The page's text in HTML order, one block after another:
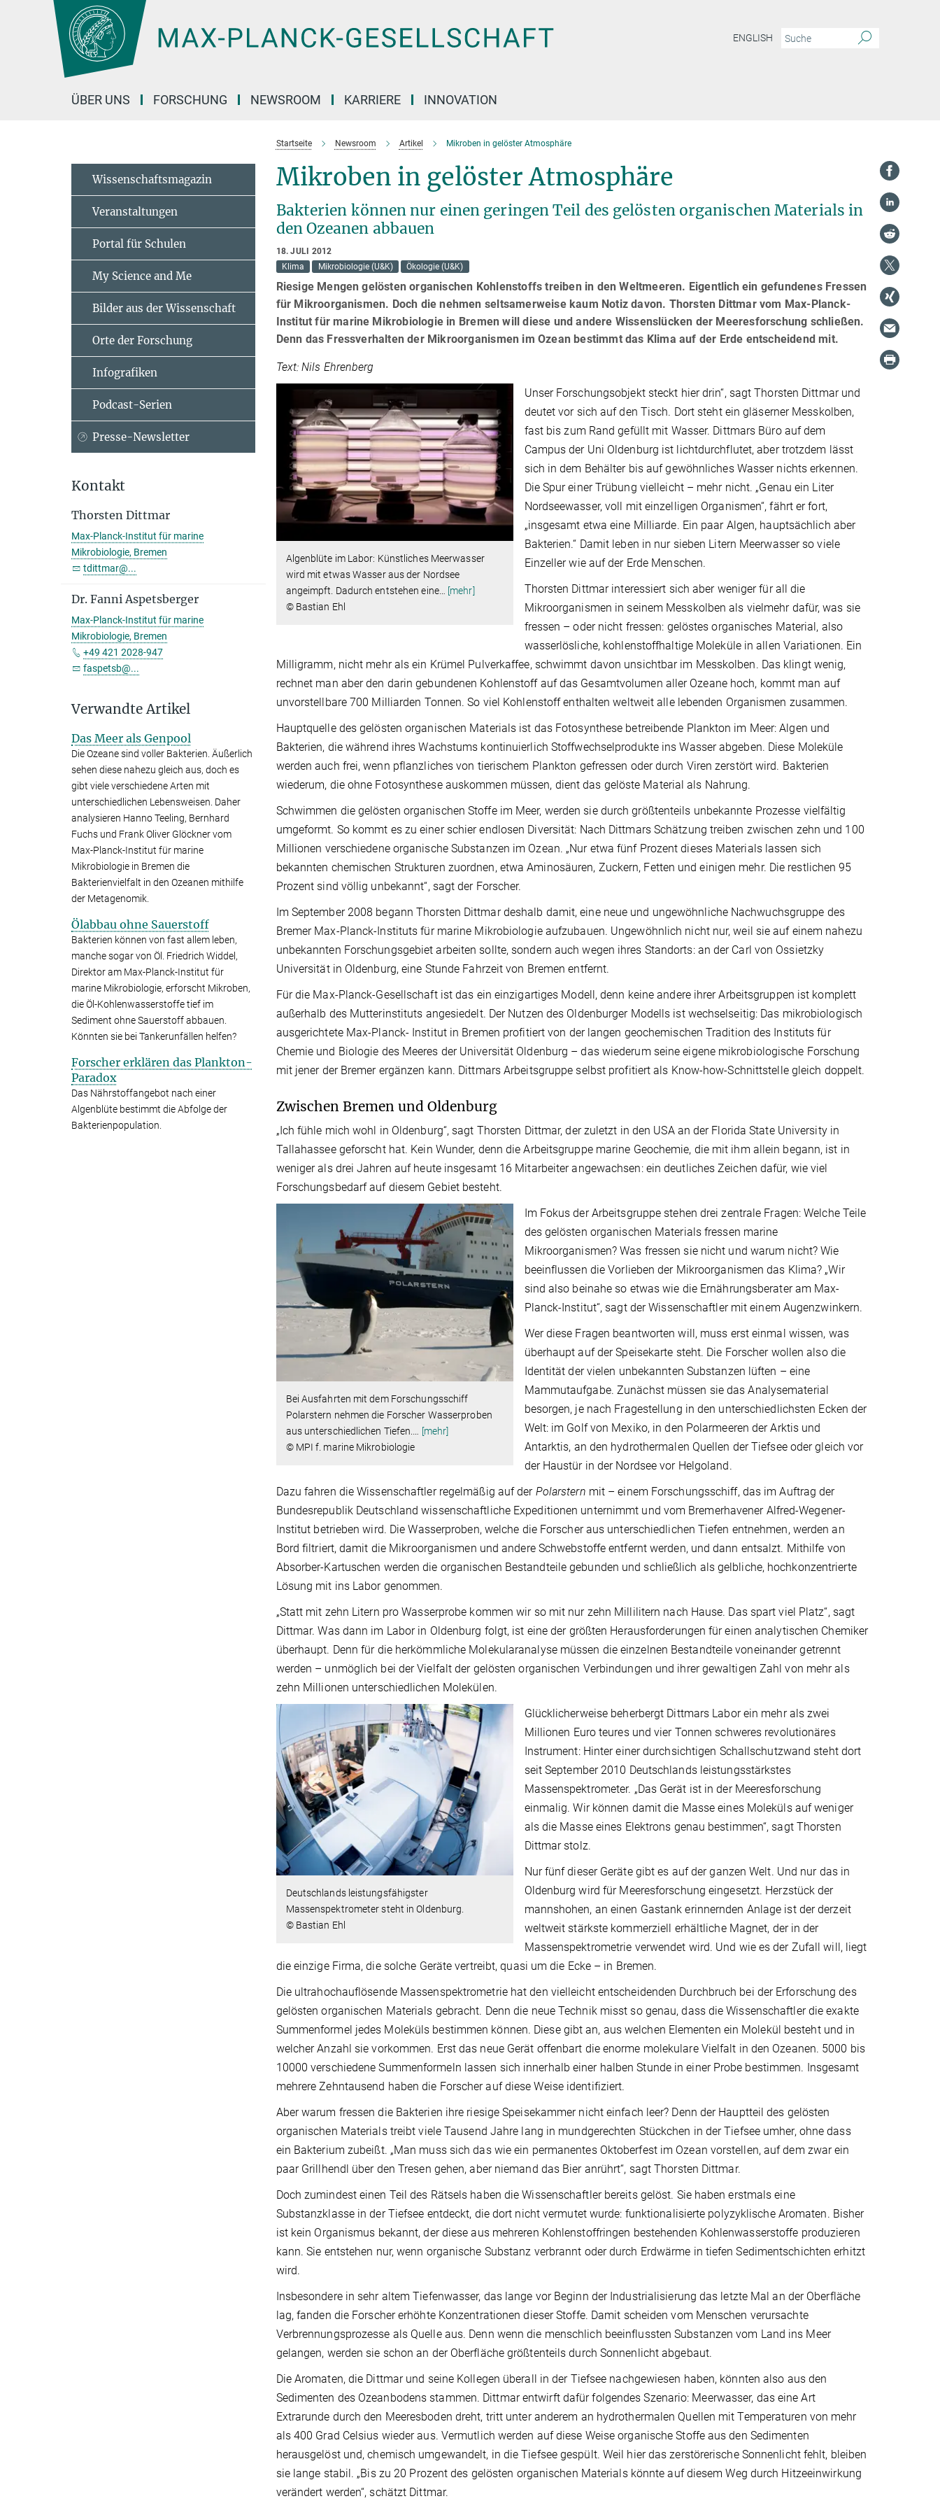
Hauptinhalt
ENGLISH
ÜBER UNS FORSCHUNG NEWSROOM KARRIERE INNOVATION
Startseite Newsroom Artikel Mikroben in gelöster Atmosphäre
Mikroben in gelöster Atmosphäre
Bakterien können nur einen geringen Teil des gelösten organischen Materials in
den Ozeanen abbauen
18. JULI 2012
Klima
Mikrobiologie (U&K) Ökologie (U&K)
Riesige Mengen gelösten organischen Kohlenstoffs treiben in den Weltmeeren. Eigentlich ein gefundenes Fressen
für Mikroorganismen. Doch die nehmen seltsamerweise kaum Notiz davon. Thorsten Dittmar vom Max-Planck-
Institut für marine Mikrobiologie in Bremen will diese und andere Wissenslücken der Meeresforschung schließen.
Denn das Fressverhalten der Mikroorganismen im Ozean bestimmt das Klima auf der Erde entscheidend mit.
Text: Nils Ehrenberg
Algenblüte im Labor: Künstliches Meerwasser
wird mit etwas Wasser aus der Nordsee
angeimpft. Dadurch entstehen eine… [mehr]
© Bastian Ehl
Unser Forschungsobjekt steckt hier drin“, sagt Thorsten Dittmar und
deutet vor sich auf den Tisch. Dort steht ein gläserner Messkolben,
fast bis zum Rand gefüllt mit Wasser. Dittmars Büro auf dem
Campus der Uni Oldenburg ist lichtdurchflutet, aber trotzdem lässt
sich in dem Behälter bis auf gewöhnliches Wasser nichts erkennen.
Die Spur einer Trübung vielleicht – mehr nicht. „Genau ein Liter
Nordseewasser, voll mit einzelligen Organismen“, fährt er fort,
„insgesamt etwa eine Milliarde. Ein paar Algen, hauptsächlich aber
Bakterien.“ Damit leben in nur sieben Litern Meerwasser so viele
Einzeller wie auf der Erde Menschen.
Thorsten Dittmar interessiert sich aber weniger für all die
Mikroorganismen in seinem Messkolben als vielmehr dafür, was sie
fressen – oder nicht fressen: gelöstes organisches Material, also
wasserlösliche, kohlenstoffhaltige Moleküle in allen Variationen. Ein
Milligramm, nicht mehr als ein Krümel Pulverkaffee, schwimmt davon unsichtbar im Messkolben. Das klingt wenig,
rechnet man aber den darin gebundenen Kohlenstoff auf das Gesamtvolumen aller Ozeane hoch, kommt man auf
unvorstellbare 700 Milliarden Tonnen. So viel Kohlenstoff enthalten weltweit alle lebenden Organismen zusammen.
Hauptquelle des gelösten organischen Materials ist das Fotosynthese betreibende Plankton im Meer: Algen und
Bakterien, die während ihres Wachstums kontinuierlich Stoffwechselprodukte ins Wasser abgeben. Diese Moleküle
werden auch frei, wenn pflanzliches von tierischem Plankton gefressen oder durch Viren zerstört wird. Bakterien
wiederum, die ohne Fotosynthese auskommen müssen, dient das gelöste Material als Nahrung.
Schwimmen die gelösten organischen Stoffe im Meer, werden sie durch größtenteils unbekannte Prozesse vielfältig
umgeformt. So kommt es zu einer schier endlosen Diversität: Nach Dittmars Schätzung treiben zwischen zehn und 100
Millionen verschiedene organische Substanzen im Ozean. „Nur etwa fünf Prozent dieses Materials lassen sich
bekannten chemischen Strukturen zuordnen, etwa Aminosäuren, Zuckern, Fetten und einigen mehr. Die restlichen 95
Prozent sind völlig unbekannt“, sagt der Forscher.
Im September 2008 begann Thorsten Dittmar deshalb damit, eine neue und ungewöhnliche Nachwuchsgruppe des
Bremer Max-Planck-Instituts für marine Mikrobiologie aufzubauen. Ungewöhnlich nicht nur, weil sie auf einem nahezu
unbekannten Forschungsgebiet arbeiten sollte, sondern auch wegen ihres Standorts: an der Carl von Ossietzky
Universität in Oldenburg, eine Stunde Fahrzeit von Bremen entfernt.
Für die Max-Planck-Gesellschaft ist das ein einzigartiges Modell, denn keine andere ihrer Arbeitsgruppen ist komplett
außerhalb des Mutterinstituts angesiedelt. Der Nutzen des Oldenburger Modells ist wechselseitig: Das mikrobiologisch
ausgerichtete Max-Planck- Institut in Bremen profitiert von der langen geochemischen Tradition des Instituts für
Chemie und Biologie des Meeres der Universität Oldenburg – das wiederum seine eigene mikrobiologische Forschung
mit jener der Bremer ergänzen kann. Dittmars Arbeitsgruppe selbst profitiert als Know-how-Schnittstelle gleich doppelt.
Zwischen Bremen und Oldenburg
„Ich fühle mich wohl in Oldenburg“, sagt Thorsten Dittmar, der zuletzt in den USA an der Florida State University in
Tallahassee geforscht hat. Kein Wunder, denn die Arbeitsgruppe marine Geochemie, die mit ihm allein begann, ist in
weniger als drei Jahren auf heute insgesamt 16 Mitarbeiter angewachsen: ein deutliches Zeichen dafür, wie viel
Forschungsbedarf auf diesem Gebiet besteht.
Bei Ausfahrten mit dem Forschungsschiff
Polarstern nehmen die Forscher Wasserproben
aus unterschiedlichen Tiefen.… [mehr]
© MPI f. marine Mikrobiologie
Im Fokus der Arbeitsgruppe stehen drei zentrale Fragen: Welche Teile
des gelösten organischen Materials fressen marine
Mikroorganismen? Was fressen sie nicht und warum nicht? Wie
beeinflussen die Vorlieben der Mikroorganismen das Klima? „Wir
sind also beinahe so etwas wie die Ernährungsberater am Max-
Planck-Institut“, sagt der Wissenschaftler mit einem Augenzwinkern.
Wer diese Fragen beantworten will, muss erst einmal wissen, was
überhaupt auf der Speisekarte steht. Die Forscher wollen also die
Identität der vielen unbekannten Substanzen lüften – eine
Mammutaufgabe. Zunächst müssen sie das Analysematerial
besorgen, je nach Fragestellung in den unterschiedlichsten Ecken der
Welt: im Golf von Mexiko, in den Polarmeeren der Arktis und
Antarktis, an den hydrothermalen Quellen der Tiefsee oder gleich vor
der Haustür in der Nordsee vor Helgoland.
Dazu fahren die Wissenschaftler regelmäßig auf der Polarstern mit – einem Forschungsschiff, das im Auftrag der
Bundesrepublik Deutschland wissenschaftliche Expeditionen unternimmt und vom Bremerhavener Alfred-Wegener-
Institut betrieben wird. Die Wasserproben, welche die Forscher aus unterschiedlichen Tiefen entnehmen, werden an
Bord filtriert, damit die Mikroorganismen und andere Schwebstoffe entfernt werden, und dann entsalzt. Mithilfe von
Absorber-Kartuschen werden die organischen Bestandteile gebunden und schließlich als gelbliche, hochkonzentrierte
Lösung mit ins Labor genommen.
„Statt mit zehn Litern pro Wasserprobe kommen wir so mit nur zehn Millilitern nach Hause. Das spart viel Platz“, sagt
Dittmar. Was dann im Labor in Oldenburg folgt, ist eine der größten Herausforderungen für einen analytischen Chemiker
überhaupt. Denn für die herkömmliche Molekularanalyse müssen die einzelnen Bestandteile voneinander getrennt
werden – unmöglich bei der Vielfalt der gelösten organischen Verbindungen und ihrer gewaltigen Zahl von mehr als
zehn Millionen unterschiedlichen Molekülen.
Deutschlands leistungsfähigster
Massenspektrometer steht in Oldenburg.
© Bastian Ehl
Glücklicherweise beherbergt Dittmars Labor ein mehr als zwei
Millionen Euro teures und vier Tonnen schweres revolutionäres
Instrument: Hinter einer durchsichtigen Schallschutzwand steht dort
seit September 2010 Deutschlands leistungsstärkstes
Massenspektrometer. „Das Gerät ist in der Meeresforschung
einmalig. Wir können damit die Masse eines Moleküls auf weniger
als die Masse eines Elektrons genau bestimmen“, sagt Thorsten
Dittmar stolz.
Nur fünf dieser Geräte gibt es auf der ganzen Welt. Und nur das in
Oldenburg wird für Meeresforschung eingesetzt. Herzstück der
mannshohen, an einen Gastank erinnernden Anlage ist der derzeit
weltweit stärkste kommerziell erhältliche Magnet, der in der
Massenspektrometrie verwendet wird. Und wie es der Zufall will, liegt
die einzige Firma, die solche Geräte vertreibt, quasi um die Ecke – in Bremen.
Die ultrahochauflösende Massenspektrometrie hat den vielleicht entscheidenden Durchbruch bei der Erforschung des
gelösten organischen Materials gebracht. Denn die neue Technik misst so genau, dass die Wissenschaftler die exakte
Summenformel jedes Moleküls bestimmen können. Diese gibt an, aus welchen Elementen ein Molekül besteht und in
welcher Anzahl sie vorkommen. Erst das neue Gerät offenbart die enorme molekulare Vielfalt in den Ozeanen. 5000 bis
10000 verschiedene Summenformeln lassen sich innerhalb einer halben Stunde in einer Probe bestimmen. Insgesamt
mehrere Zehntausend haben die Forscher auf diese Weise identifiziert.
Aber warum fressen die Bakterien ihre riesige Speisekammer nicht einfach leer? Denn der Hauptteil des gelösten
organischen Materials treibt viele Tausend Jahre lang in mundgerechten Stückchen in der Tiefsee umher, ohne dass
ein Bakterium zubeißt. „Man muss sich das wie ein permanentes Oktoberfest im Ozean vorstellen, auf dem zwar ein
paar Grillhendl über den Tresen gehen, aber niemand das Bier anrührt“, sagt Thorsten Dittmar.
Doch zumindest einen Teil des Rätsels haben die Wissenschaftler bereits gelöst. Sie haben erstmals eine
Substanzklasse in der Tiefsee entdeckt, die dort nicht vermutet wurde: funktionalisierte polyzyklische Aromaten. Bisher
ist kein Organismus bekannt, der diese aus mehreren Kohlenstoffringen bestehenden Kohlenwasserstoffe produzieren
kann. Sie entstehen nur, wenn organische Substanz verbrannt oder durch Erdwärme in tiefen Sedimentschichten erhitzt
wird.
Insbesondere in sehr altem Tiefenwasser, das lange vor Beginn der Industrialisierung das letzte Mal an der Oberfläche
lag, fanden die Forscher erhöhte Konzentrationen dieser Stoffe. Damit scheiden vom Menschen verursachte
Verbrennungsprozesse als Quelle aus. Denn wenn die menschlich beeinflussten Substanzen vom Land ins Meer
gelangen, werden sie schon an der Oberfläche größtenteils durch Sonnenlicht abgebaut.
Die Aromaten, die Dittmar und seine Kollegen überall in der Tiefsee nachgewiesen haben, könnten also aus den
Sedimenten des Ozeanbodens stammen. Dittmar entwirft dafür folgendes Szenario: Meerwasser, das eine Art
Extrarunde durch den Meeresboden dreht, tritt unter anderem an hydrothermalen Quellen mit Temperaturen von mehr
als 400 Grad Celsius wieder aus. Vermutlich werden auf diese Weise organische Stoffe aus den Sedimenten
herausgelöst und, chemisch umgewandelt, in die Tiefsee gespült. Weil hier das zerstörerische Sonnenlicht fehlt, bleiben
sie lange stabil. „Bis zu 20 Prozent des gelösten organischen Materials könnte auf diesem Weg durch Hitzeeinwirkung
verändert werden“, schätzt Dittmar.
Wissenschaftsmagazin
Veranstaltungen
Portal für Schulen
My Science and Me
Bilder aus der Wissenschaft
Orte der Forschung
Infografiken
Podcast-Serien
Presse-Newsletter
Kontakt
Thorsten Dittmar
Max-Planck-Institut für marine
Mikrobiologie, Bremen
tdittmar@...
Dr. Fanni Aspetsberger
Max-Planck-Institut für marine
Mikrobiologie, Bremen
+49 421 2028-947
faspetsb@...
Verwandte Artikel
Das Meer als Genpool
Die Ozeane sind voller Bakterien. Äußerlich
sehen diese nahezu gleich aus, doch es
gibt viele verschiedene Arten mit
unterschiedlichen Lebensweisen. Daher
analysieren Hanno Teeling, Bernhard
Fuchs und Frank Oliver Glöckner vom
Max-Planck-Institut für marine
Mikrobiologie in Bremen die
Bakterienvielfalt in den Ozeanen mithilfe
der Metagenomik.
Ölabbau ohne Sauerstoff
Bakterien können von fast allem leben,
manche sogar von Öl. Friedrich Widdel,
Direktor am Max-Planck-Institut für
marine Mikrobiologie, erforscht Mikroben,
die Öl-Kohlenwasserstoffe tief im
Sediment ohne Sauerstoff abbauen.
Könnten sie bei Tankerunfällen helfen?
Forscher erklären das Plankton-
Paradox
Das Nährstoffangebot nach einer
Algenblüte bestimmt die Abfolge der
Bakterienpopulation.